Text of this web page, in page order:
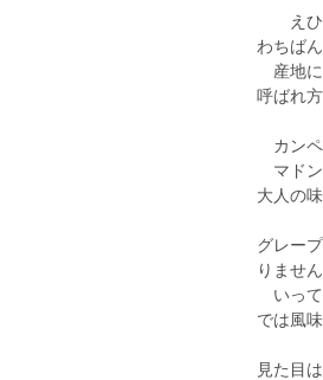
えひ
わちば
産地に
呼ばれ
カンペ
マドン
大人の味
グレー
りませ
いって
では風
見た目